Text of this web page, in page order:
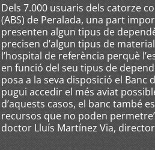
Dels 7.000 usuaris dels catorze
(ABS) de Peralada, una part
presenten algun tipus de
precisen d’algun tipus de
l’hospital de referència perquè
en funció del seu tipus de
posa a la seva disposició el Banc
pugui accedir el més aviat
d’aquests casos, el banc també
recursos que no poden
doctor Lluís Martínez Via, director